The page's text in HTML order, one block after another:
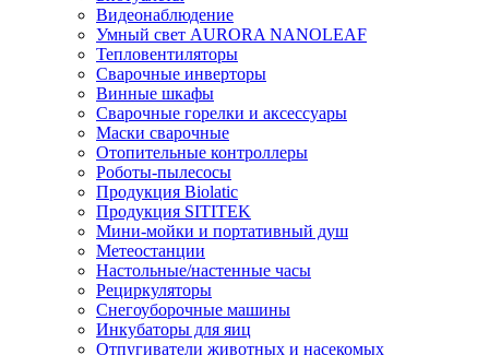
Видеонаблюдение
Умный свет AURORA NANOLEAF
Тепловентиляторы
Сварочные инверторы
Винные шкафы
Сварочные горелки и аксессуары
Маски сварочные
Отопительные контроллеры
Роботы-пылесосы
Продукция Biolatic
Продукция SITITEK
Мини-мойки и портативный душ
Метеостанции
Настольные/настенные часы
Рециркуляторы
Снегоуборочные машины
Инкубаторы для яиц
Отпугиватели животных и насекомых